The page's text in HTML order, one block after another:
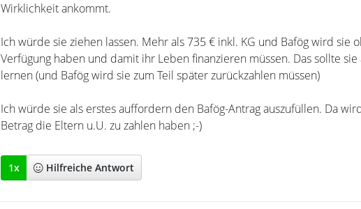
Wirklichkeit ankommt.
Ich würde sie ziehen lassen. Mehr als 735 € inkl. KG und Bafög wird sie
Verfügung haben und damit ihr Leben finanzieren müssen. Das sollte
lernen (und Bafög wird sie zum Teil später zurückzahlen müssen)
Ich würde sie als erstes auffordern den Bafög-Antrag auszufüllen. Da
Betrag die Eltern u.U. zu zahlen haben ;-)
1x Hilfreiche Antwort